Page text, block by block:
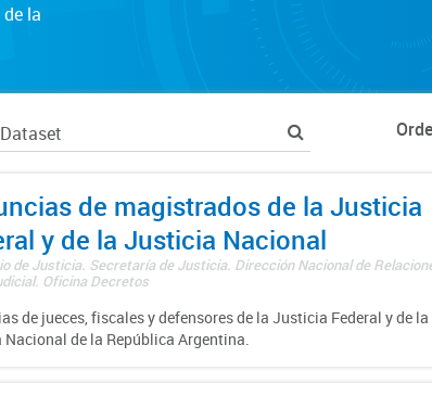
la
de magistrados de la Justicia
y de la Justicia Nacional
de Justicia. Secretaría de Justicia. Dirección Nacional de
Oficina Decretos
de jueces, fiscales y defensores de la Justicia Federal y de la
de la República Argentina.